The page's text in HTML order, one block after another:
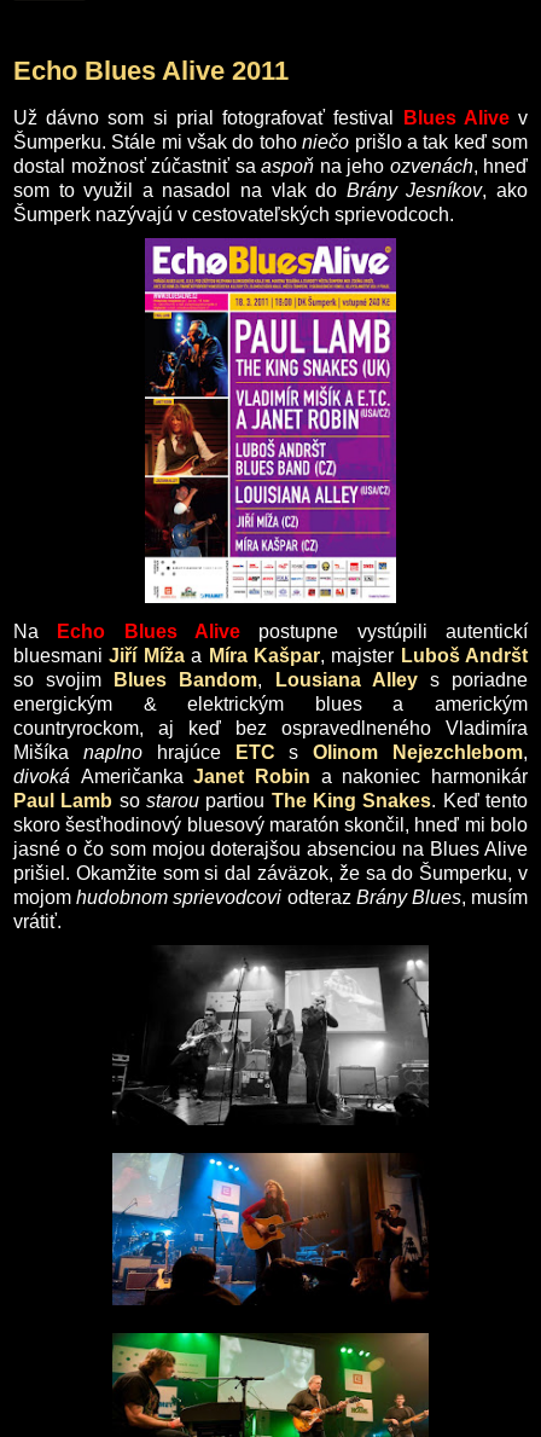
Echo Blues Alive 2011
Už dávno som si prial fotografovať festival Blues Alivev
Šumperku. Stále mi však do tohoniečo prišlo a tak keď som
dostal možnosť zúčastniť sa aspoň na jeho ozvenách, hneď
som to využil a nasadol na vlak do Brány Jesníkov, ako
Šumperk nazývajú v cestovateľských sprievodcoch.
Na Echo Blues Alive postupne vystúpili autentickí
bluesmaniJiří Mížaa Míra Kašpar, majster Luboš Andršt
so svojim
Blues Bandom, Lousiana Alleys poriadne
energickým & elektrickým blues a americkým
countryrockom, aj keď bez ospravedlneného Vladimíra
Mišíka naplno hrajúce ETC sOlinom Nejezchlebom,
divoká AmeričankaJanet Robin a nakoniec harmonikár
Paul Lamb sostarou partiou The King Snakes. Keď tento
skoro šesťhodinový bluesový maratón skončil, hneď mi bolo
jasné o čo som mojou doterajšou absenciou na Blues Alive
prišiel. Okamžite som si dal záväzok, že sa do Šumperku, v
mojomhudobnom sprievodcovi odteraz Brány Blues, musím
vrátiť.